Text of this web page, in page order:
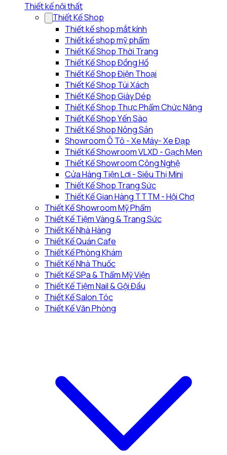
Thiết kế nội thất
Thiết Kế Shop
Thiết kế shop mắt kính
Thiết kế shop mỹ phẩm
Thiết Kế Shop Thời Trang
Thiết Kế Shop Đồng Hồ
Thiết Kế Shop Điện Thoại
Thiết Kế Shop Túi Xách
Thiết Kế Shop Giày Dép
Thiết Kế Shop Thực Phẩm Chức Năng
Thiết Kế Shop Yến Sào
Thiết Kế Shop Nông Sản
Showroom Ô Tô - Xe Máy- Xe Đạp
Thiết Kế Showroom VLXD - Gạch Men
Thiết Kế Showroom Công Nghệ
Cửa Hàng Tiện Lợi - Siêu Thị Mini
Thiết Kế Shop Trang Sức
Thiết Kế Gian Hàng TTTM - Hội Chợ
Thiết Kế Showroom Mỹ Phẩm
Thiết Kế Tiệm Vàng & Trang Sức
Thiết Kế Nhà Hàng
Thiết Kế Quán Cafe
Thiết Kế Phòng Khám
Thiết Kế Nhà Thuốc
Thiết Kế SPa & Thẩm Mỹ Viện
Thiết Kế Tiệm Nail & Gội Đầu
Thiết Kế Salon Tóc
Thiết Kế Văn Phòng